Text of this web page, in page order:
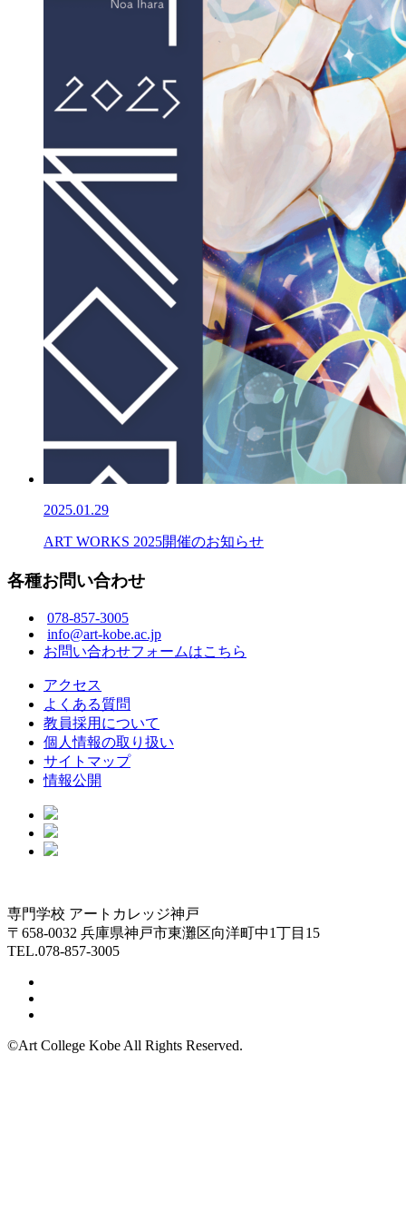
2025.01.29
ART WORKS 2025開催のお知らせ
各種お問い合わせ
078-857-3005
info@art-kobe.ac.jp
お問い合わせフォームはこちら
アクセス
よくある質問
教員採用について
個人情報の取り扱い
サイトマップ
情報公開
専門学校 アートカレッジ神戸
〒658-0032 兵庫県神戸市東灘区向洋町中1丁目15
TEL.078-857-3005
©Art College Kobe All Rights Reserved.